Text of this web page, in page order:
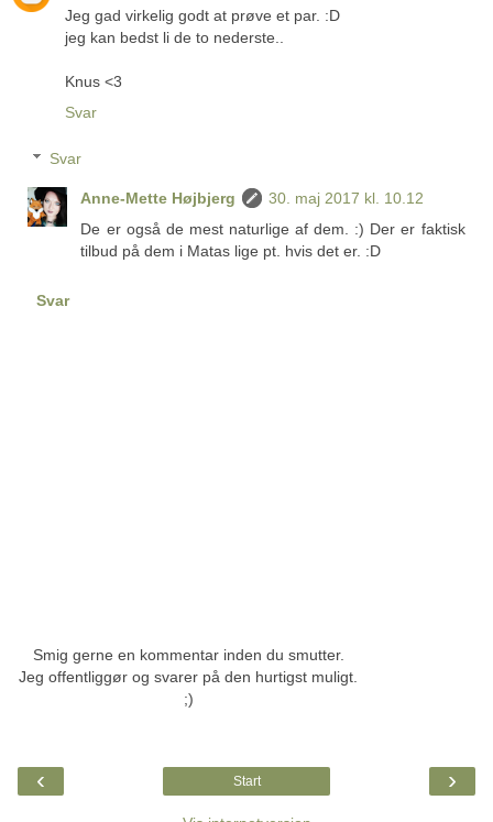
Jeg gad virkelig godt at prøve et par. :D
jeg kan bedst li de to nederste..
Knus <3
Svar
Svar
Anne-Mette Højbjerg
30. maj 2017 kl. 10.12
De er også de mest naturlige af dem. :) Der er faktisk
tilbud på dem i Matas lige pt. hvis det er. :D
Svar
Smig gerne en kommentar inden du smutter.
Jeg offentliggør og svarer på den hurtigst muligt.
;)
‹ ›
Start